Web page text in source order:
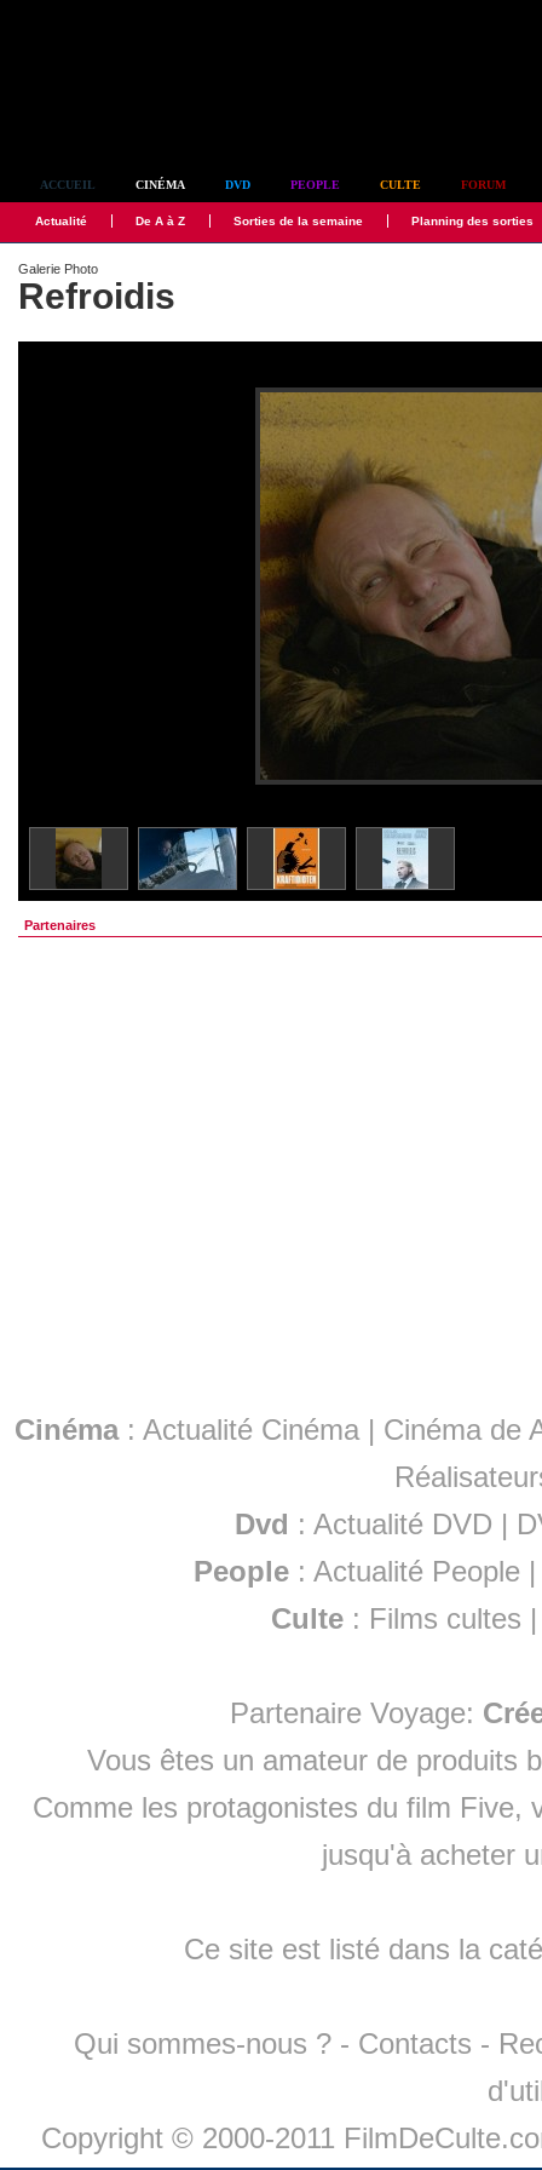
ACCUEIL CINÉMA DVD PEOPLE CULTE FORUM
Actualité De A à Z Sorties de la semaine Planning des sorties
Galerie Photo
Refroidis
Partenaires
Cinéma: Actualité Cinéma | Cinéma de
Dvd : Actualité DVD |
People :Actualité People
Culte : Films cultes
Partenaire Voyage:
Vous êtes un amateur de produits
Comme les protagonistes du film Five,
jusqu'à acheter
Ce site est listé dans la
Qui sommes-nous ? - Contacts -
Copyright © 2000-2011